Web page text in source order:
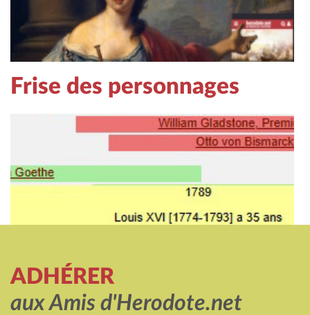
Frise des personnages
ADHÉRER
aux Amis d'Herodote.net